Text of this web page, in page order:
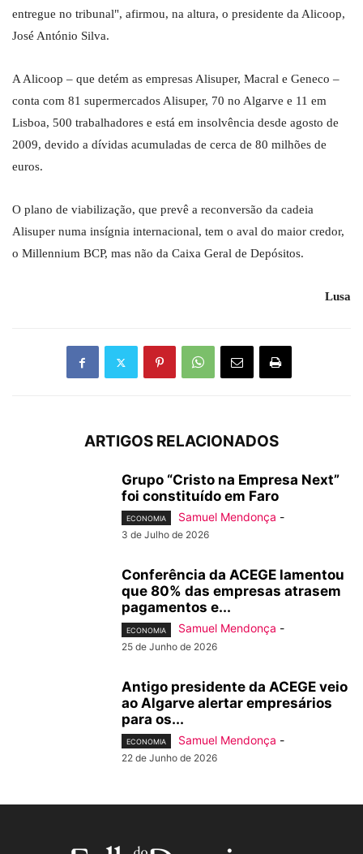
entregue no tribunal", afirmou, na altura, o presidente da Alicoop,
José António Silva.
A Alicoop – que detém as empresas Alisuper, Macral e Geneco –
conta com 81 supermercados Alisuper, 70 no Algarve e 11 em
Lisboa, 500 trabalhadores e está em insolvência desde agosto de
2009, devido a dívidas acumuladas de cerca de 80 milhões de
euros.
O plano de viabilização, que prevê a reconversão da cadeia
Alisuper numa insígnia internacional, tem o aval do maior credor,
o Millennium BCP, mas não da Caixa Geral de Depósitos.
Lusa
ARTIGOS RELACIONADOS
Grupo “Cristo na Empresa Next”
foi constituído em Faro
ECONOMIA Samuel Mendonça -
3 de Julho de 2026
Conferência da ACEGE lamentou
que 80% das empresas atrasem
pagamentos e...
ECONOMIA Samuel Mendonça -
25 de Junho de 2026
Antigo presidente da ACEGE veio
ao Algarve alertar empresários
para os...
ECONOMIA Samuel Mendonça -
22 de Junho de 2026